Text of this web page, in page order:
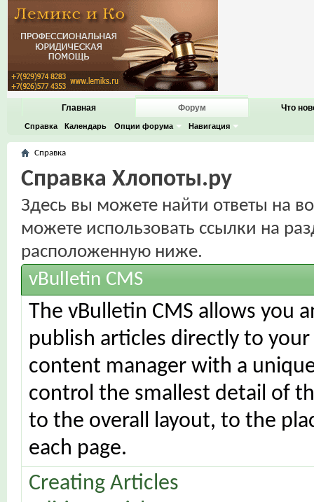
Главная Форум
Справка Календарь Опции форума Навигация
Что
Справка
Справка Хлопоты.ру
Здесь вы можете найти ответы на
можете использовать ссылки на
расположенную ниже.
vBulletin CMS
The vBulletin CMS allows you
publish articles directly to
content manager with a
control the smallest detail of
to the overall layout, to the
each page.
Creating Articles